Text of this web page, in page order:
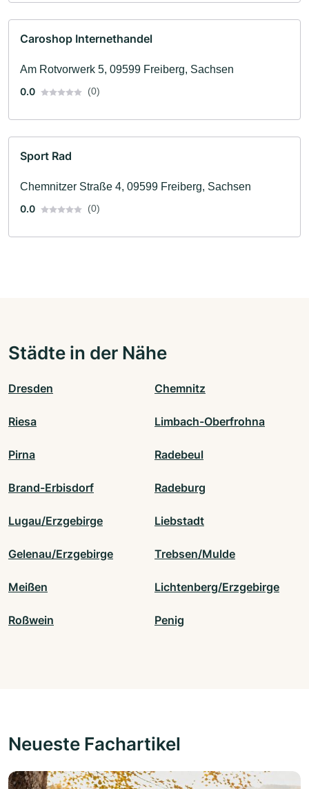
Caroshop Internethandel
Am Rotvorwerk 5, 09599 Freiberg, Sachsen
0.0
(0)
Sport Rad
Chemnitzer Straße 4, 09599 Freiberg, Sachsen
0.0
(0)
Städte in der Nähe
Dresden Chemnitz
Riesa Limbach-Oberfrohna
Pirna Radebeul
Brand-Erbisdorf Radeburg
Lugau/Erzgebirge Liebstadt
Gelenau/Erzgebirge Trebsen/Mulde
Meißen Lichtenberg/Erzgebirge
Roßwein Penig
Neueste Fachartikel